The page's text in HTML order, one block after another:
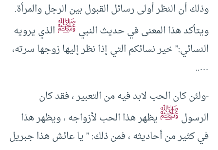
وذلك أن النظر أولى رسائل القبول بين الرجل والمرأة.
ويتأكد هذا المعنى في حديث النبيﷺالذي يرويه
النسائي:” خير نسائكم التي إذا نظر إليها زوجها سرته،
…..
-ولئن كان الحب لابد فيه من التعبير ، فقد كان
الرسولﷺيظهر هذا الحب لأزواجه ، ويظهر هذا
في كثير من أحاديثه ، فمن ذلك: ” يا عائش هذا جبريل